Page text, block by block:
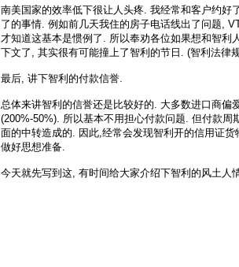
南美国家的效率低下很让人头疼. 我经常和客户约
了的事情. 例如前几天我住的房子电话线出了问题,
才知道这基本是惯例了. 所以奉劝各位如果想和智
下文了, 其实很有可能撞上了智利的节日. (智利法律
最后, 讲下智利的付款信誉.
总体来讲智利的信誉还是比较好的. 大多数进口商
(200%-50%). 所以基本不用担心付款问题. 但付款
面的中转造成的. 因此,经常会发现智利开的信用证
做好思想准备.
今天就先写到这, 有时间给大家介绍下智利的风土人